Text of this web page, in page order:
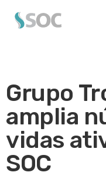
Grupo
amplia
vidas
SOC